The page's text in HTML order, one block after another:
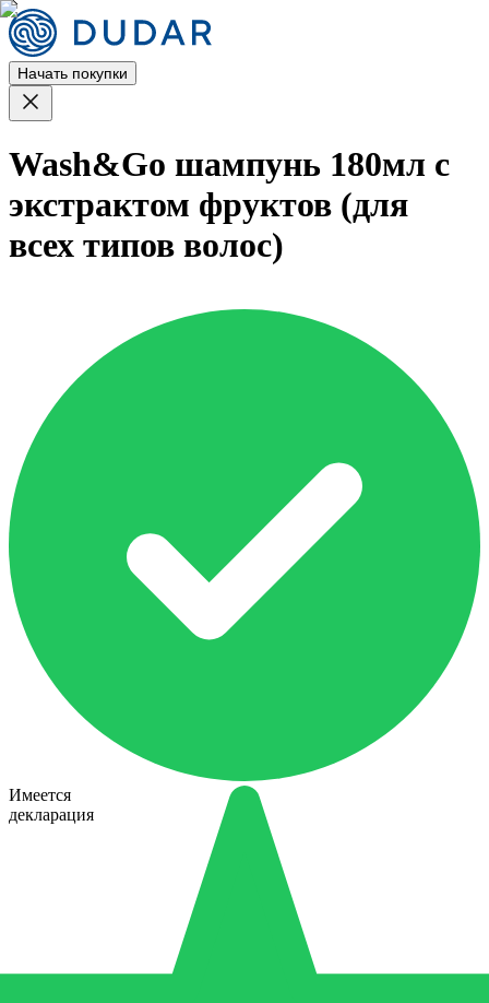
Начать покупки
Wash&Go шампунь 180мл с
экстрактом фруктов (для
всех типов волос)
Имеется
декларация